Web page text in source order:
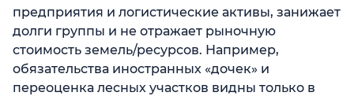
предприятия и логистические активы, занижает
долги группы и не отражает рыночную
стоимость земель/ресурсов. Например,
обязательства иностранных «дочек» и
переоценка лесных участков видны только в